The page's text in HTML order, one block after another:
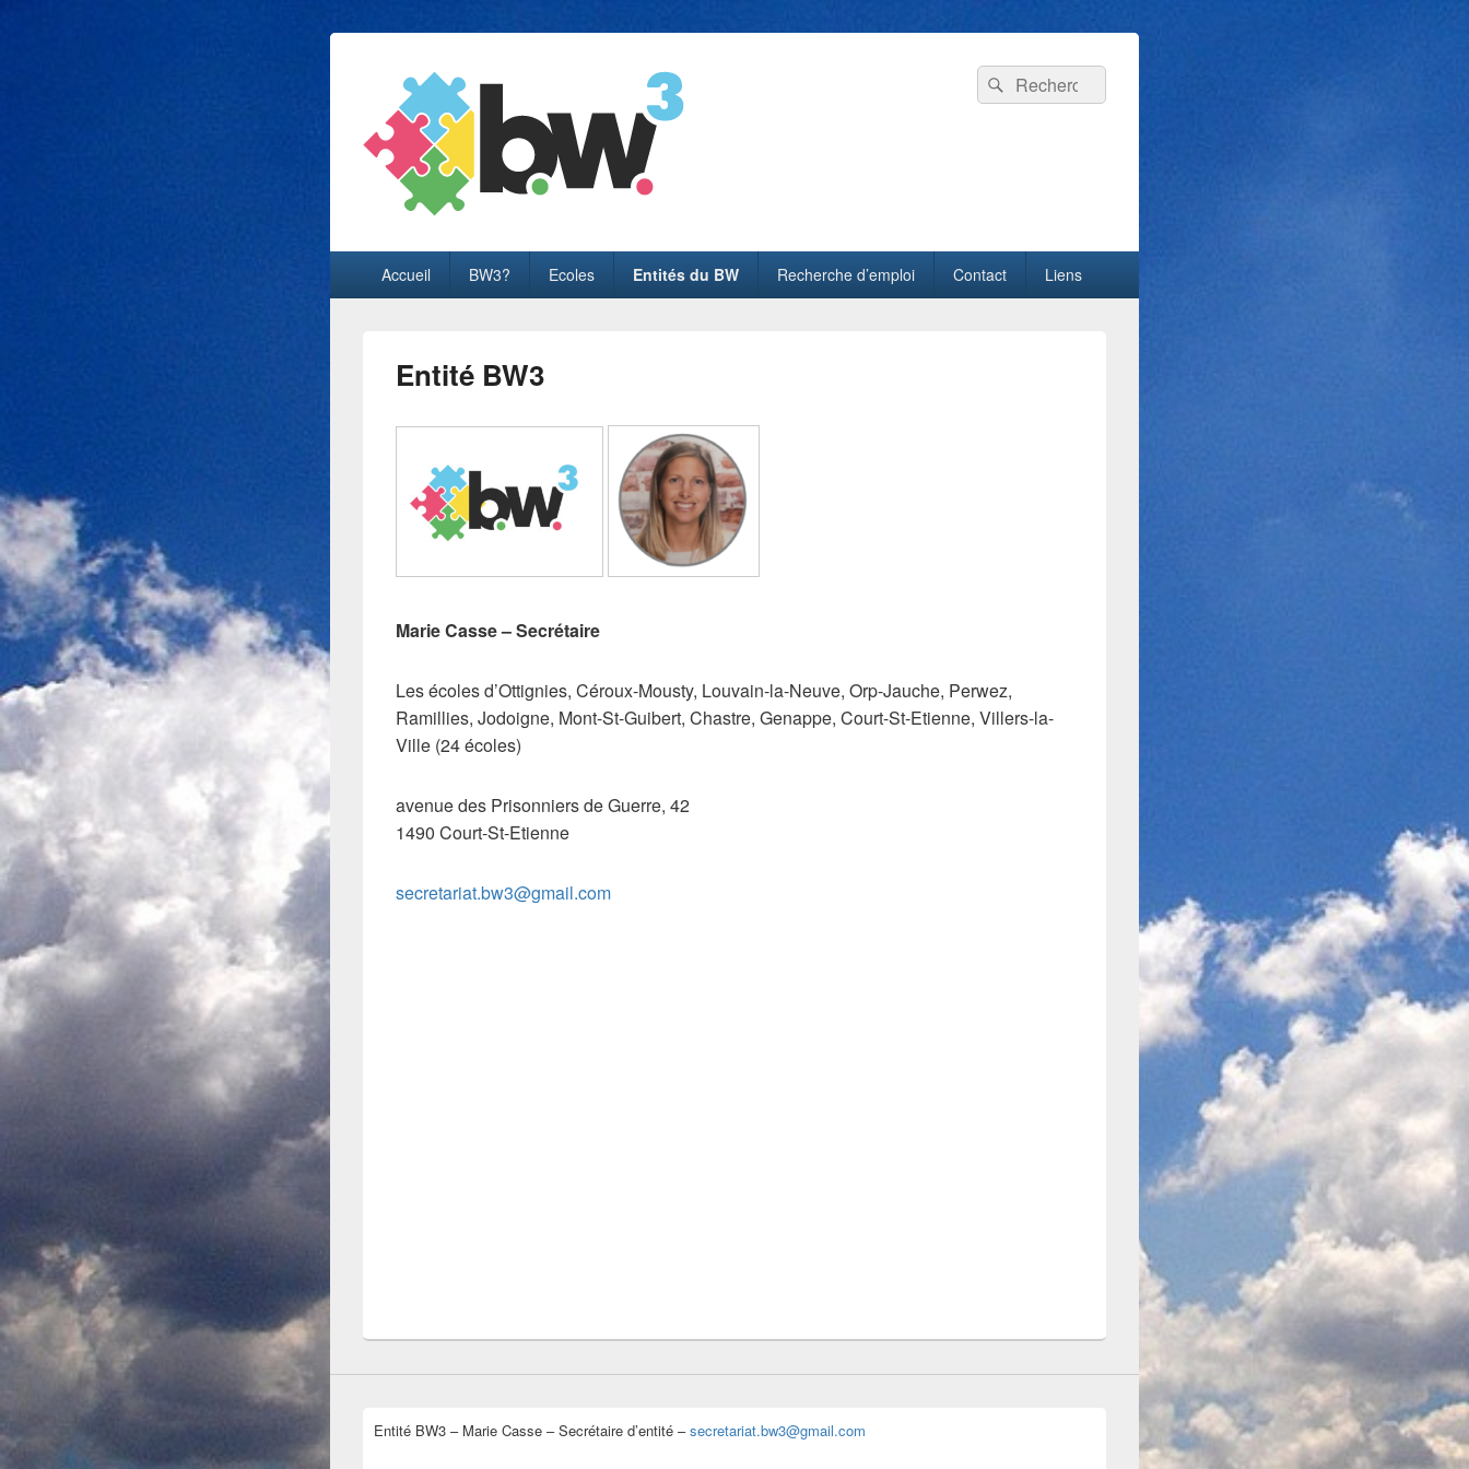
Recherche :
Rechercher
principalAccueil BW3? Ecoles Entités du BW Recherche d’emploi Contact Liens
Entité BW3
Marie Casse – Secrétaire
Les écoles d’Ottignies, Céroux-Mousty, Louvain-la-Neuve, Orp-Jauche, Perwez,
Ramillies, Jodoigne, Mont-St-Guibert, Chastre, Genappe, Court-St-Etienne, Villers-la-
Ville (24 écoles)
avenue des Prisonniers de Guerre, 42
1490 Court-St-Etienne
secretariat.bw3@gmail.com
Entité BW3 – Marie Casse – Secrétaire d’entité –secretariat.bw3@gmail.com